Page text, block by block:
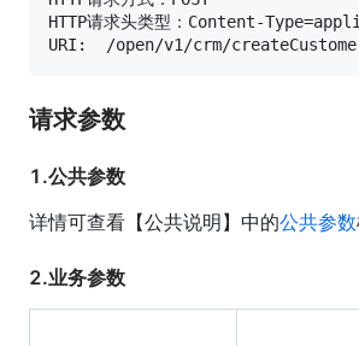
HTTP请求头类型：Content-
请求参数
1.公共参数
详情可查看【公共说明】中的公共参数
2.业务参数